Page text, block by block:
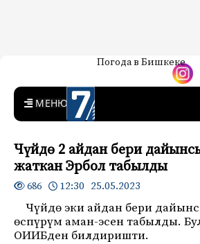
7-канал.
Кыргызстан
Жаңылыктар — Кыргызстан
Погода в Бишкеке
MENU
Чүйдө 2 айдан бери
жаткан Эрбол табылды
686 12:30 25.05.2023
Чүйдө эки айдан бери
өспүрүм аман-эсен табылды.
ОИИБден билдиришти.